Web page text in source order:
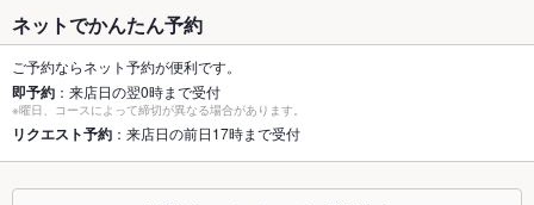
個室 あり ：個室もご用意しております。
座敷 なし ：座敷はございません
掘りごたつ なし ：掘りごたつはございません
カウンター なし ：カウンターはございません。
ネットでかんたん予約
ご予約ならネット予約が便利です。
即予約 ：来店日の翌0時まで受付
※曜日、コースによって締切が異なる場合があります。
リクエスト予約 ：来店日の前日17時まで受付